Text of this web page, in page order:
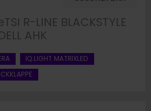
R-LINE BLACKSTYLE
AHK
IQ.LIGHT MATRIXLED